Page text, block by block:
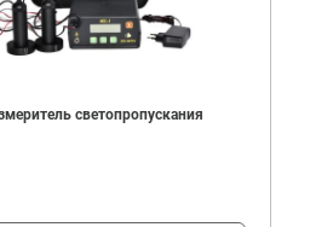
светопропускания